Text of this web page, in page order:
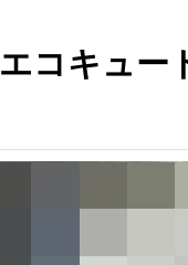
エコキュー